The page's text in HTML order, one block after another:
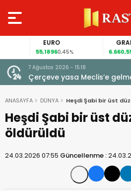
EURO
55,18960,45%
GRAM
6.660,55
için
7 Ağustos 2026 - 15:18
Çerçeve yasa Meclis’e
kapandı: AİHM kararlarının
veto tartışması
ANASAYFA DÜNYA Heşdi Şabi bir üst
Heşdi Şabi bir üst
öldürüldü
24.03.2026 07:55 Güncellenme :